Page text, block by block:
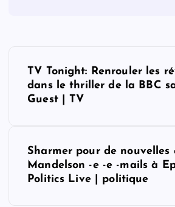
TV Tonight: Renrouler les
dans le thriller de la BBC
Guest | TV
Sharmer pour de nouvelles
Mandelson -e -e -mails à
Politics Live | politique